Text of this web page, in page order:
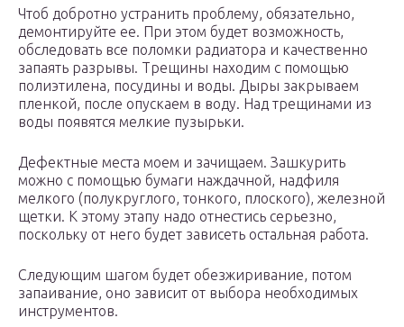
Чтоб добротно устранить проблему, обязательно,
демонтируйте ее. При этом будет возможность,
обследовать все поломки радиатора и качественно
запаять разрывы. Трещины находим с помощью
полиэтилена, посудины и воды. Дыры закрываем
пленкой, после опускаем в воду. Над трещинами из
воды появятся мелкие пузырьки.
Дефектные места моем и зачищаем. Зашкурить
можно с помощью бумаги наждачной, надфиля
мелкого (полукруглого, тонкого, плоского), железной
щетки. К этому этапу надо отнестись серьезно,
поскольку от него будет зависеть остальная работа.
Следующим шагом будет обезжиривание, потом
запаивание, оно зависит от выбора необходимых
инструментов.